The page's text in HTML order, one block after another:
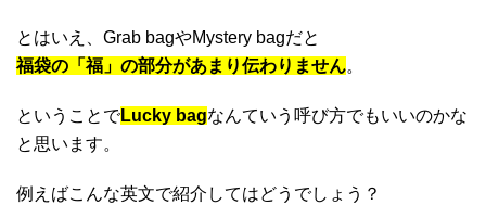
とはいえ、Grab bagやMystery bagだと
福袋の「福」の部分があまり伝わりません。
ということでLucky bagなんていう呼び方でもいいのかな
と思います。
例えばこんな英文で紹介してはどうでしょう？